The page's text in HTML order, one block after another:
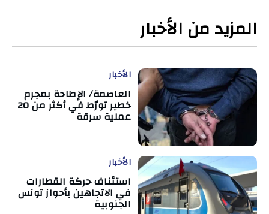
المزيد من الأخبار
الأخبار
العاصمة/ الإطاحة بمجرم
خطير تورّط في أكثر من 20
عملية سرقة
الأخبار
استئناف حركة القطارات
في الاتجاهين بأحواز تونس
الجنوبية